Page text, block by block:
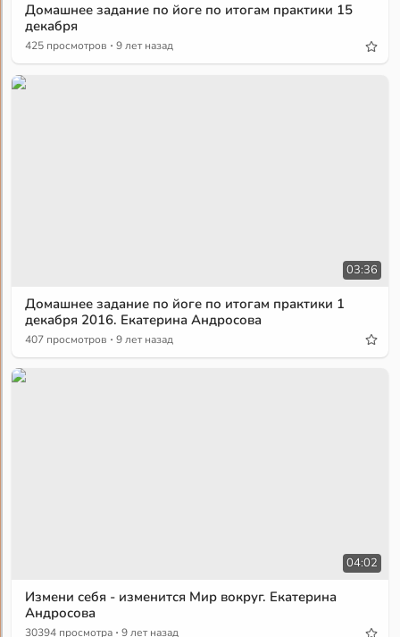
Домашнее задание по йоге по итогам практики 15
декабря
425 просмотров · 9 лет назад
03:36
Домашнее задание по йоге по итогам практики 1
декабря 2016. Екатерина Андросова
407 просмотров · 9 лет назад
04:02
Измени себя - изменится Мир вокруг. Екатерина
Андросова
30394 просмотра · 9 лет назад